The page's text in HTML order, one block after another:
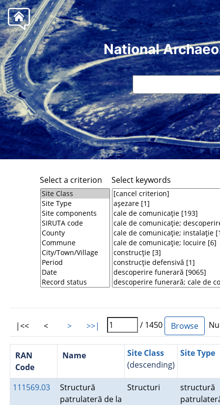
National
Select a criterion Select keywords
|<< < > >>| / 1450
RAN
Code
Name
Site Class
(descending)
Site Type
111569.03
Structură
patrulateră de la
Structuri
structură